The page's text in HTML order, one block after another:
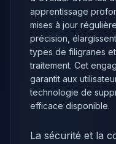
apprentissage
mises à jour
précision,
types de filigranes
traitement. Cet
garantit aux
technologie de
efficace disponible.
La sécurité et la